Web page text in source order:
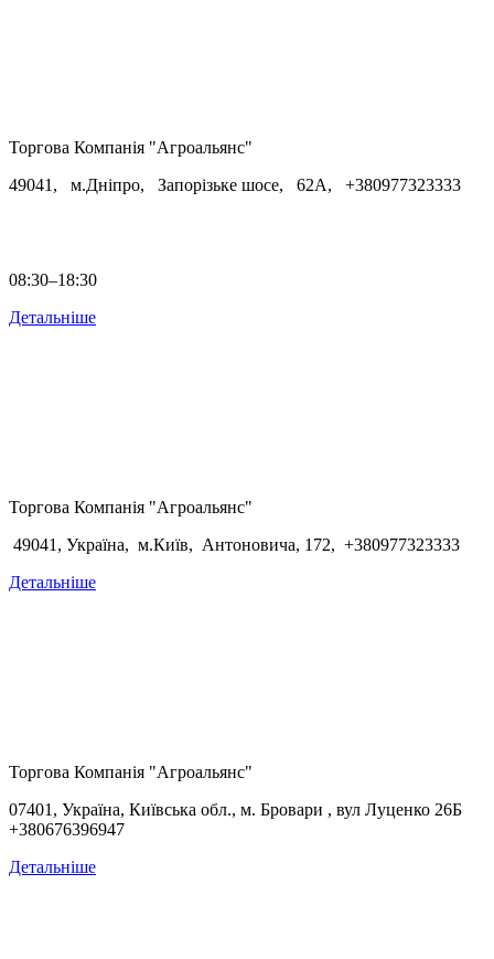
Торгова Компанія "Агроальянс"
49041, м.Дніпро, Запорізьке шосе, 62А, +380977323333
08:30–18:30
Детальніше
Торгова Компанія "Агроальянс"
49041, Україна, м.Київ, Антоновича, 172, +380977323333
Детальніше
Торгова Компанія "Агроальянс"
07401, Україна, Київська обл., м. Бровари , вул Луценко 26Б
+380676396947
Детальніше